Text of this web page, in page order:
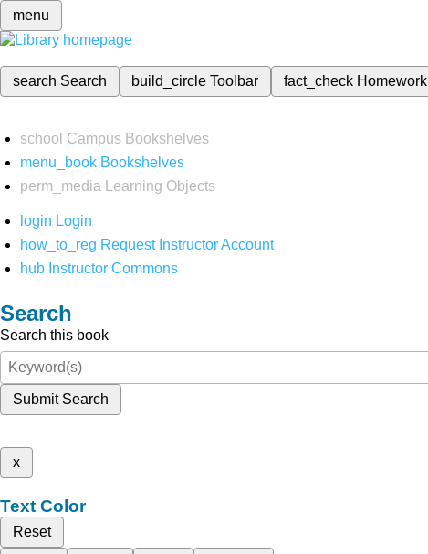
menu
search Search build_circleToolbar fact_check Homework
school Campus Bookshelves
menu_book Bookshelves
perm_media
Learning Objects
login Login
how_to_reg Request Instructor Account
hub Instructor Commons
Search
Search this book
Submit Search
x
Text Color
Reset